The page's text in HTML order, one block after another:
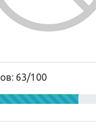
63/100